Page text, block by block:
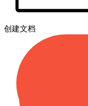
创建文档